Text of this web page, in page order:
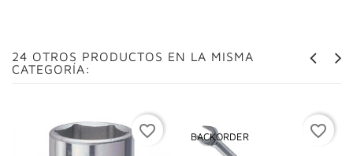
24 OTROS PRODUCTOS EN LA MISMA
CATEGORÍA:
favorite_border BACKORDER favorite_border